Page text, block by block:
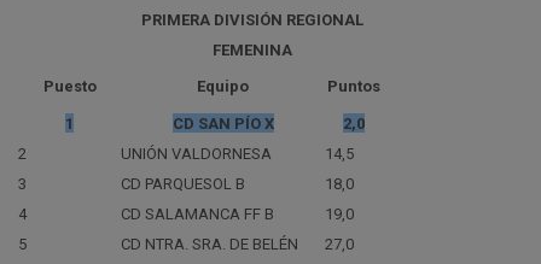
PRIMERA DIVISIÓN REGIONAL
FEMENINA
Puesto
Equipo Puntos
1 CD SAN PÍO X
2,0
2
UNIÓN VALDORNESA
14,5
3
CD PARQUESOL B
18,0
4
CD SALAMANCA FF B
19,0
5
CD NTRA. SRA. DE BELÉN 27,0